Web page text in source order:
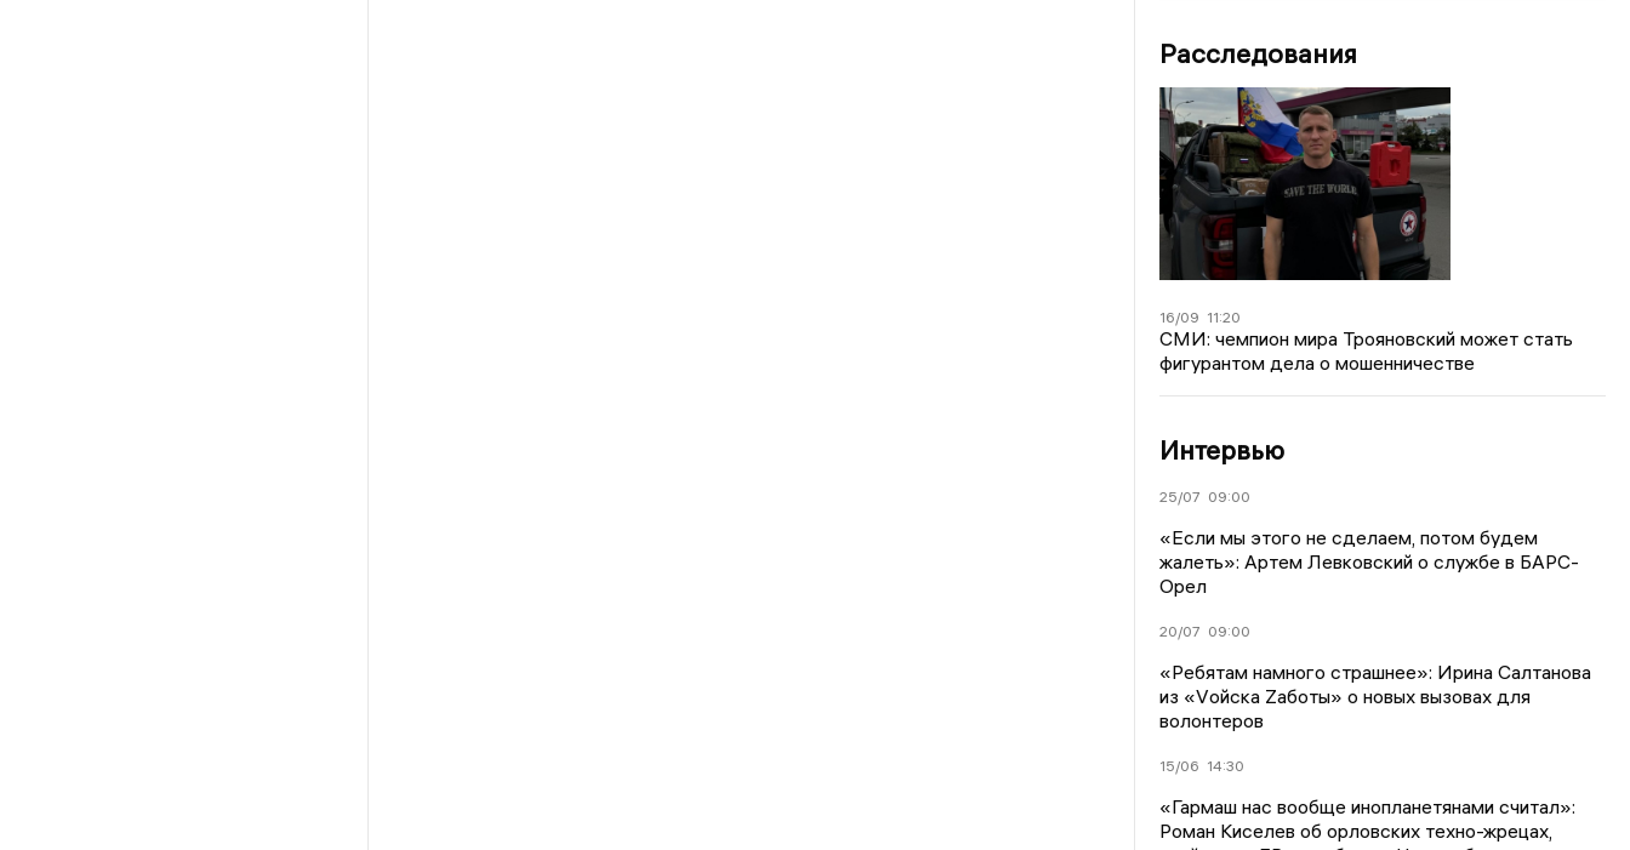
Расследования
16/09 11:20
СМИ: чемпион мира Трояновский может стать
фигурантом дела о мошенничестве
Интервью
25/07 09:00
«Если мы этого не сделаем, потом будем
жалеть»: Артем Левковский о службе в БАРС-
Орел
20/07 09:00
«Ребятам намного страшнее»: Ирина Салтанова
из «Vойска Zаботы» о новых вызовах для
волонтеров
15/06 14:30
«Гармаш нас вообще инопланетянами считал»:
Роман Киселев об орловских техно-жрецах,